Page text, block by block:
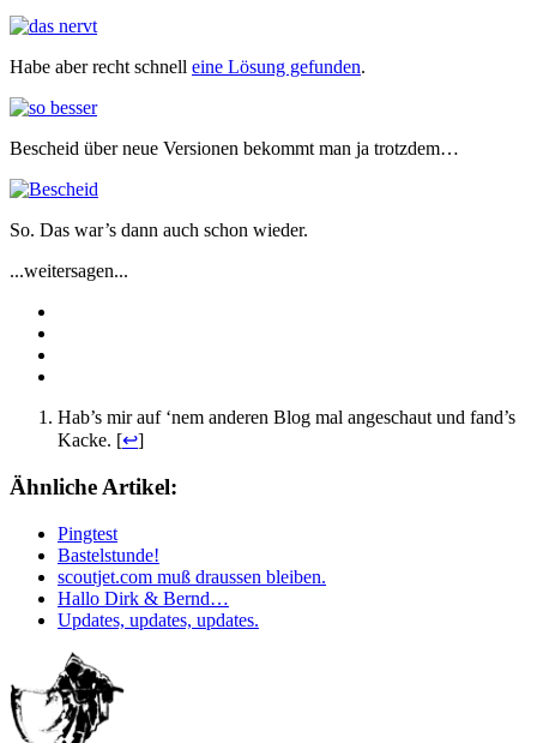
Habe aber recht schnell eine Lösung gefunden.
Bescheid über neue Versionen bekommt man ja trotzdem…
So. Das war’s dann auch schon wieder.
...weitersagen...
Hab’s mir auf ‘nem anderen Blog mal angeschaut und fand’s
Kacke. [↩]
Ähnliche Artikel:
Pingtest
Bastelstunde!
scoutjet.com muß draussen bleiben.
Hallo Dirk & Bernd…
Updates, updates, updates.